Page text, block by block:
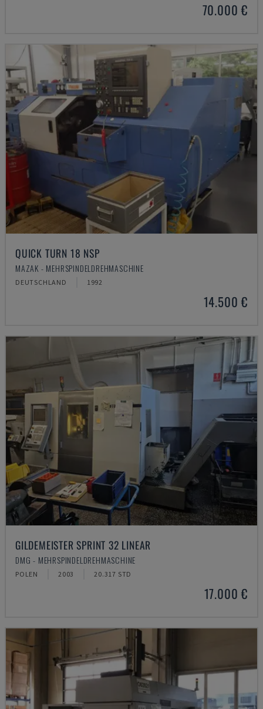
70.000 €
QUICK TURN 18 NSP
MAZAK - MEHRSPINDELDREHMASCHINE
DEUTSCHLAND 1992
14.500 €
GILDEMEISTER SPRINT 32 LINEAR
DMG - MEHRSPINDELDREHMASCHINE
POLEN 2003 20.317 STD
17.000 €